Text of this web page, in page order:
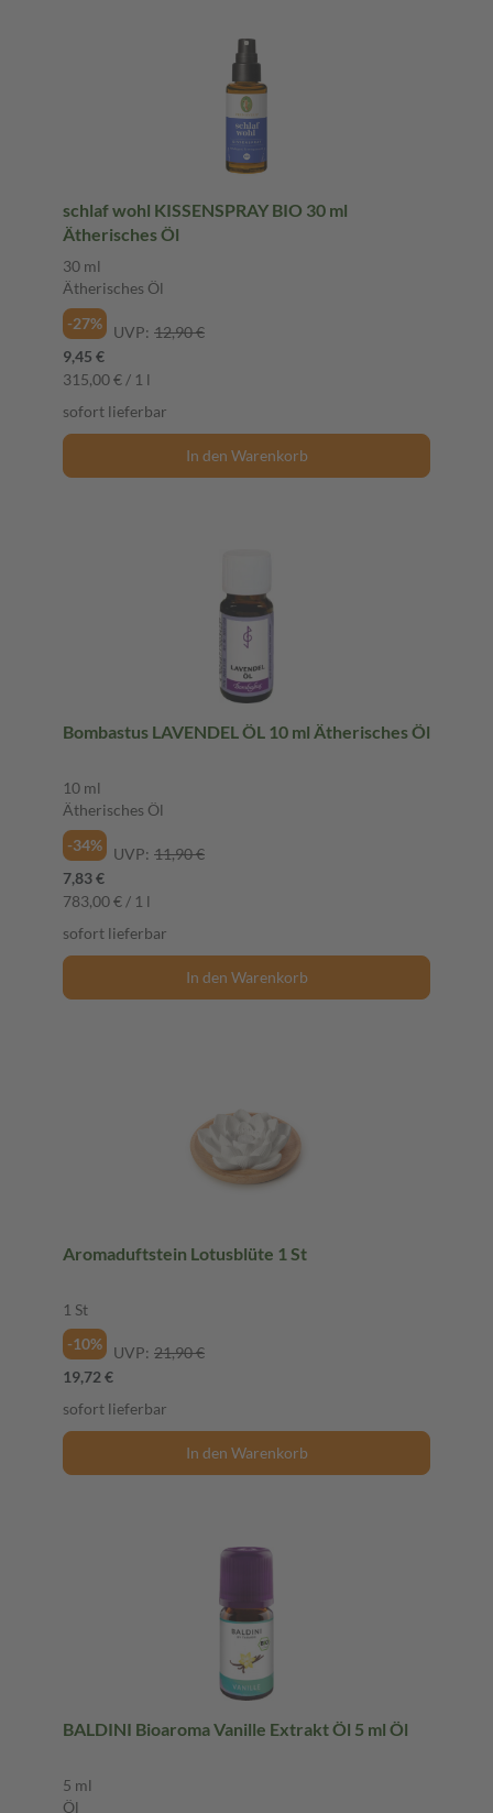
schlaf wohl KISSENSPRAY BIO 30 ml
Ätherisches Öl
30 ml
Ätherisches Öl
-27%
UVP: 12,90 €
9,45 €
315,00 € / 1 l
sofort lieferbar
In den Warenkorb
Bombastus LAVENDEL ÖL 10 ml Ätherisches Öl
10 ml
Ätherisches Öl
-34%
UVP: 11,90 €
7,83 €
783,00 € / 1 l
sofort lieferbar
In den Warenkorb
Aromaduftstein Lotusblüte 1 St
1 St
-10%
UVP: 21,90 €
19,72 €
sofort lieferbar
In den Warenkorb
BALDINI Bioaroma Vanille Extrakt Öl 5 ml Öl
5 ml
Öl